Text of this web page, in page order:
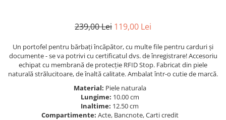
239,00 Lei 119,00 Lei
Un portofel pentru bărbați încăpător, cu multe file pentru carduri și
documente - se va potrivi cu certificatul dvs. de înregistrare! Accesoriu
echipat cu membrană de protecție RFID Stop. Fabricat din piele
naturală strălucitoare, de înaltă calitate. Ambalat într-o cutie de marcă.
Material: Piele naturala
Lungime: 10.00 cm
Inaltime: 12.50 cm
Compartimente: Acte, Bancnote, Carti credit